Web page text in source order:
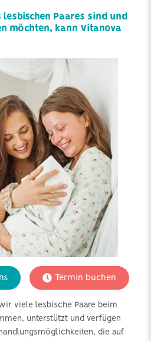
Paares sind und
möchten, kann Vitanova
viele lesbische Paare beim
unterstützt und verfügen
die auf
Termin buchen